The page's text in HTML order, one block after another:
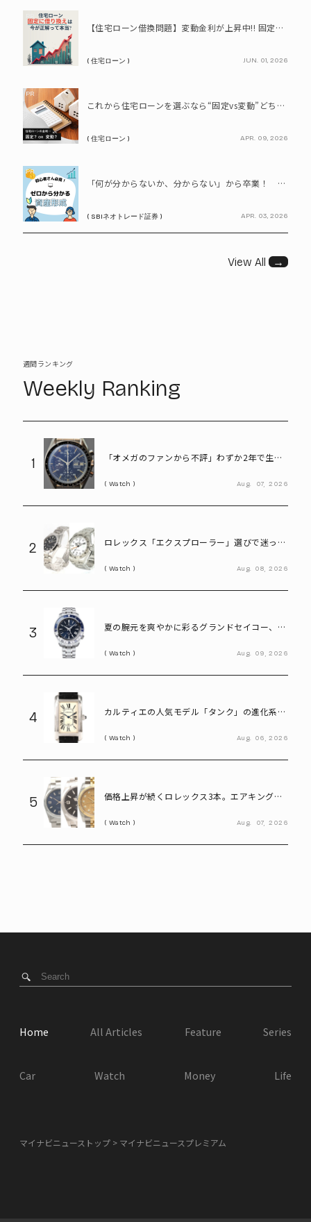
【住宅ローン借換問題】変動金利が上昇中!! 固定に借り換えるなら今が正解って本当? シミュレーションで比較してみよう
( 住宅ローン ) JUN. 01, 2026
PR
これから住宅ローンを選ぶなら“固定vs変動”どちらが正解? 9割が利用したいと答えた「いま決めなくてもいい」ローンとは!?
( 住宅ローン ) APR. 09, 2026
PR
「何が分からないか、分からない」から卒業！ SBIネオトレード証券で学ぶ、はじめての資産形成
( SBIネオトレード証券 ) APR. 03, 2026
View All →
週間ランキング
Weekly Ranking
1
「オメガのファンから不評」わずか2年で生産
ピードマスター”とは
Watch Aug. 07, 2026
2
ロレックス「エクスプローラー」選びで迷った
Watch Aug. 08, 2026
3
夏の腕元を爽やかに彩るグランドセイコー、ロ
め腕時計3選
Watch Aug. 09, 2026
4
カルティエの人気モデル「タンク」の進化系。
WG」
Watch Aug. 06, 2026
5
価格上昇が続くロレックス3本。エアキング、
Watch Aug. 07, 2026
Home All Articles Feature Series
Car Watch Money Life
マイナビニューストップ マイナビニュースプレミアム